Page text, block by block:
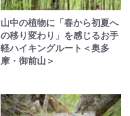
山中の植物に「春から初夏へ
の移り変わり」を感じるお手
軽ハイキングルート＜奥多
摩・御前山＞